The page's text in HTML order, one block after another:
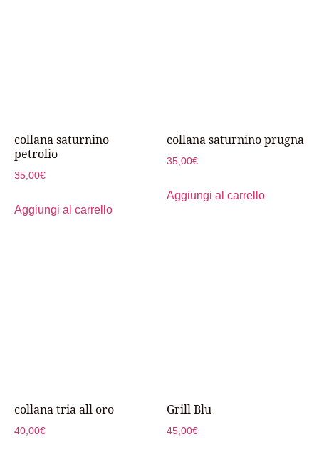
collana saturnino
petrolio
35,00€
Aggiungi al carrello
collana saturnino prugna
35,00€
Aggiungi al carrello
collana tria all oro
40,00€
Grill Blu
45,00€